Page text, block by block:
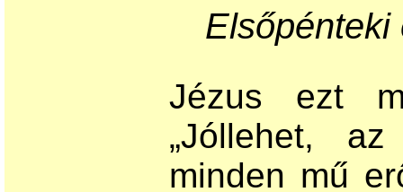
Elsőpénteki
Jézus ezt
„Jóllehet,
minden mű